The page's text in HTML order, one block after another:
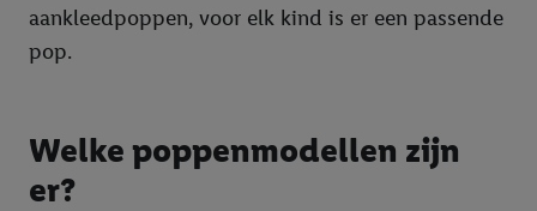
aankleedpoppen, voor elk kind is er een passende
pop.
Welke poppenmodellen zijn
er?